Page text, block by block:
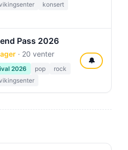
konsert
Pass 2026
· 20 venter
2026 pop
rock
🔔